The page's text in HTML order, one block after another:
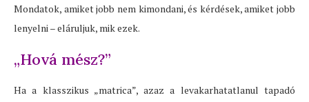
Mondatok, amiket jobb nem kimondani, és kérdések, amiket jobb
lenyelni – eláruljuk, mik ezek.
„Hová mész?”
Ha a klasszikus „matrica”, azaz a levakarhatatlanul tapadó